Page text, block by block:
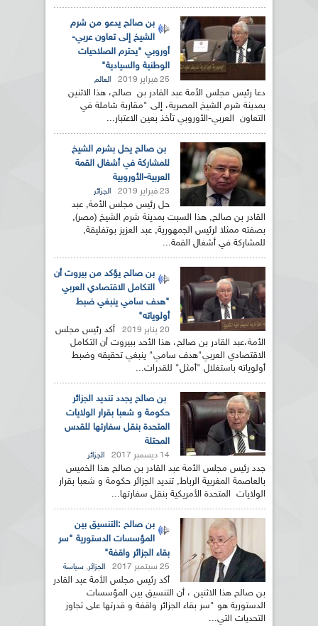
بن صالح يدعو من شرم
الشيخ إلى تعاون عربي-
أوروبي "يحترم الصلاحيات
الوطنية والسيادية"
25 فبراير 2019 العالم
دعا رئيس مجلس الأمة عبد القادر بن صالح، هذا الاثنين
بمدينة شرم الشيخ المصرية، إلى "مقاربة شاملة في
التعاون العربي-الأوروبي تأخذ بعين الاعتبار...
بن صالح يحل بشرم الشيخ
للمشاركة في أشغال القمة
العربية-الأوروبية
23 فبراير 2019 الجزائر
حل رئيس مجلس الأمة, عبد
القادر بن صالح, هذا السبت بمدينة شرم الشيخ (مصر),
بصفته ممثلا لرئيس الجمهورية, عبد العزيز بوتفليقة,
للمشاركة في أشغال القمة...
بن صالح يؤكد من بيروت أن
التكامل الاقتصادي العربي
"هدف سامي ينبغي ضبط
أولوياته"
20 يناير 2019
أكد رئيس مجلس
الأمة،عبد القادر بن صالح، هذا الأحد ببيروت أن التكامل
الاقتصادي العربي"هدف سامي" ينبغي تحقيقه وضبط
أولوياته باستغلال "أمثل" للقدرات...
بن صالح يجدد تنديد الجزائر
حكومة و شعبا بقرار الولايات
المتحدة بنقل سفارتها للقدس
المحتلة
14 ديسمبر 2017 الجزائر
جدد رئيس مجلس الأمة عبد القادر بن صالح هذا الخميس
بالعاصمة المغربية الرباط, تنديد الجزائر حكومة و شعبا بقرار
الولايات المتحدة الأمريكية بنقل سفارتها...
بن صالح :التنسيق بين
المؤسسات الدستورية "سر
بقاء الجزائر واقفة"
25 سبتمبر 2017 الجزائر, سياسة
أكد رئيس مجلس الأمة عبد القادر
بن صالح هذا الاثنين ، أن التنسيق بين المؤسسات
الدستورية هو "سر بقاء الجزائر واقفة و قدرتها على تجاوز
التحديات التي...